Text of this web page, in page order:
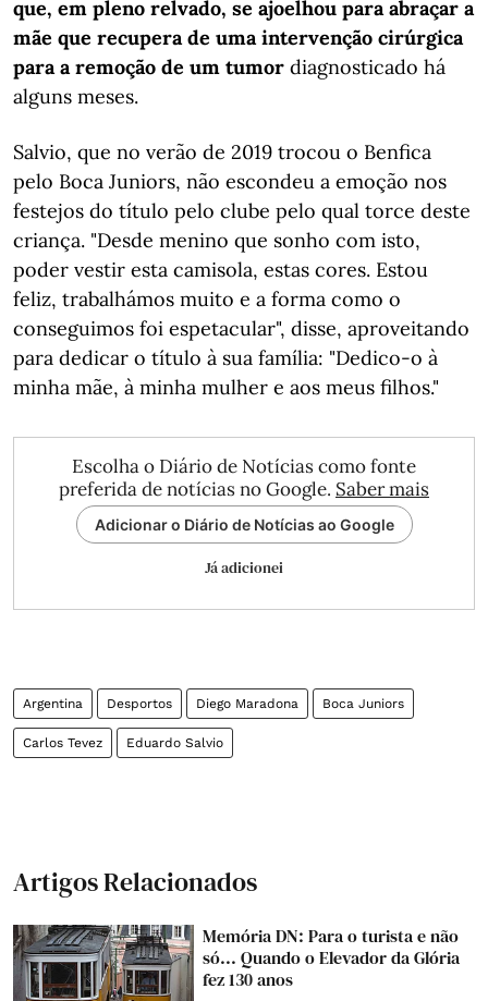
que, em pleno relvado, se ajoelhou para abraçar a
mãe que recupera de uma intervenção cirúrgica
para a remoção de um tumor diagnosticado há
alguns meses.
Salvio, que no verão de 2019 trocou o Benfica
pelo Boca Juniors, não escondeu a emoção nos
festejos do título pelo clube pelo qual torce deste
criança. "Desde menino que sonho com isto,
poder vestir esta camisola, estas cores. Estou
feliz, trabalhámos muito e a forma como o
conseguimos foi espetacular", disse, aproveitando
para dedicar o título à sua família: "Dedico-o à
minha mãe, à minha mulher e aos meus filhos."
Escolha o Diário de Notícias como fonte
preferida de notícias no Google. Saber mais
Adicionar o Diário de Notícias ao Google
Já adicionei
Argentina Desportos Diego Maradona Boca Juniors
Carlos Tevez Eduardo Salvio
Artigos Relacionados
Memória DN: Para o turista e não
só... Quando o Elevador da Glória
fez 130 anos